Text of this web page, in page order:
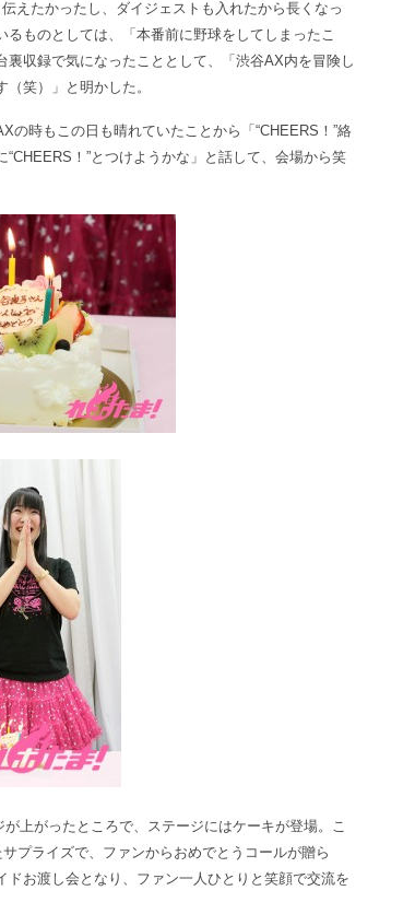
えたかったし、ダイジェストも入れたから長くなっ
ものとしては、「本番前に野球をしてしまったこ
収録で気になったこととして、「渋谷AX内を冒険し
笑）」と明かした。
の時もこの日も晴れていたことから「“CHEERS！”絡
！”とつけようかな」と話して、会場から笑
上がったところで、ステージにはケーキが登場。こ
プライズで、ファンからおめでとうコールが贈ら
お渡し会となり、ファン一人ひとりと笑顔で交流を